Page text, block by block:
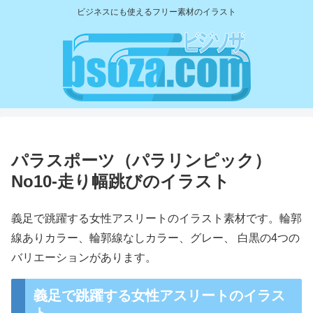
ビジネスにも使えるフリー素材のイラスト
パラスポーツ（パラリンピック）
No10-走り幅跳びのイラスト
義足で跳躍する女性アスリートのイラスト素材です。輪郭
線ありカラー、輪郭線なしカラー、グレー、 白黒の4つの
バリエーションがあります。
義足で跳躍する女性アスリートのイラス